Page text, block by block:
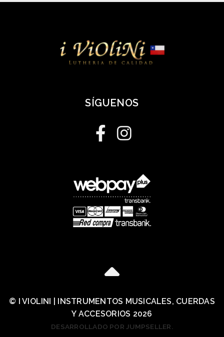
SÍGUENOS
© I VIOLINI | INSTRUMENTOS MUSICALES, CUERDAS
Y ACCESORIOS 2026
DESARROLLADO POR JUMPSELLER.